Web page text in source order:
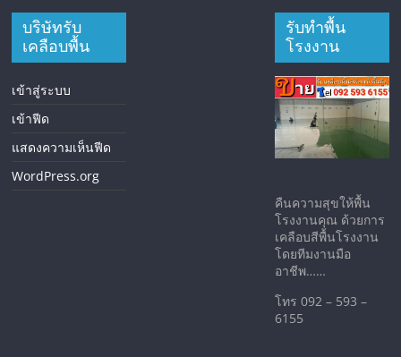
บริษัทรับ
เคลือบพื้น
เข้าสู่ระบบ
เข้าฟีด
แสดงความเห็นฟีด
WordPress.org
รับทำพื้น
โรงงาน
คืนความสุขให้พื้น
โรงงานคุณ ด้วยการ
เคลือบสีพื้นโรงงาน
โดยทีมงานมือ
อาชีพ……
โทร 092 – 593 –
6155